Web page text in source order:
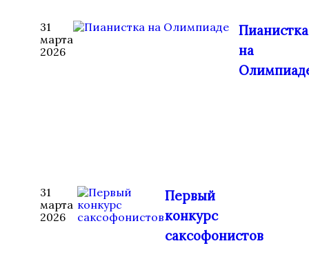
31
марта
2026
Пианистка
на
31
марта
2026
Первый
конкурс
саксофонистов